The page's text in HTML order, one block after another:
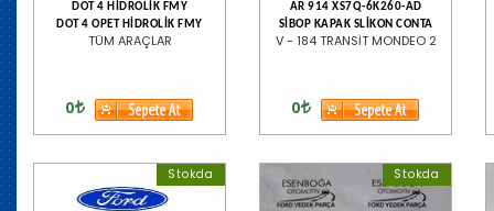
DOT 4 HİDROLİK FMY
DOT 4 OPET HİDROLİK FMY
TÜM ARAÇLAR
0
AR 914 XS7Q-6K260-AD
SİBOP KAPAK SLİKON CONTA
V - 184 TRANSİT MONDEO 2
0
Stokda Stokda